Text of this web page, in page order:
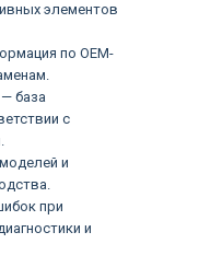
элементов
по OEM-
база
с
и
при
и